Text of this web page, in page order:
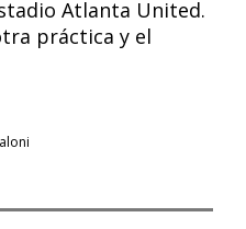
Atlanta United.
práctica y el